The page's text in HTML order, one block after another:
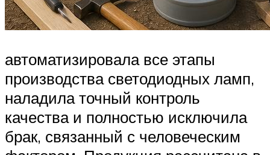
автоматизировала все этапы
производства светодиодных ламп,
наладила точный контроль
качества и полностью исключила
брак, связанный с человеческим